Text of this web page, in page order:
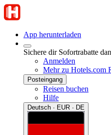
App herunterladen
Sichere dir Sofortrabatte
Anmelden
Mehr zu Hotels.com
Posteingang
Reisen buchen
Hilfe
Deutsch · EUR · DE